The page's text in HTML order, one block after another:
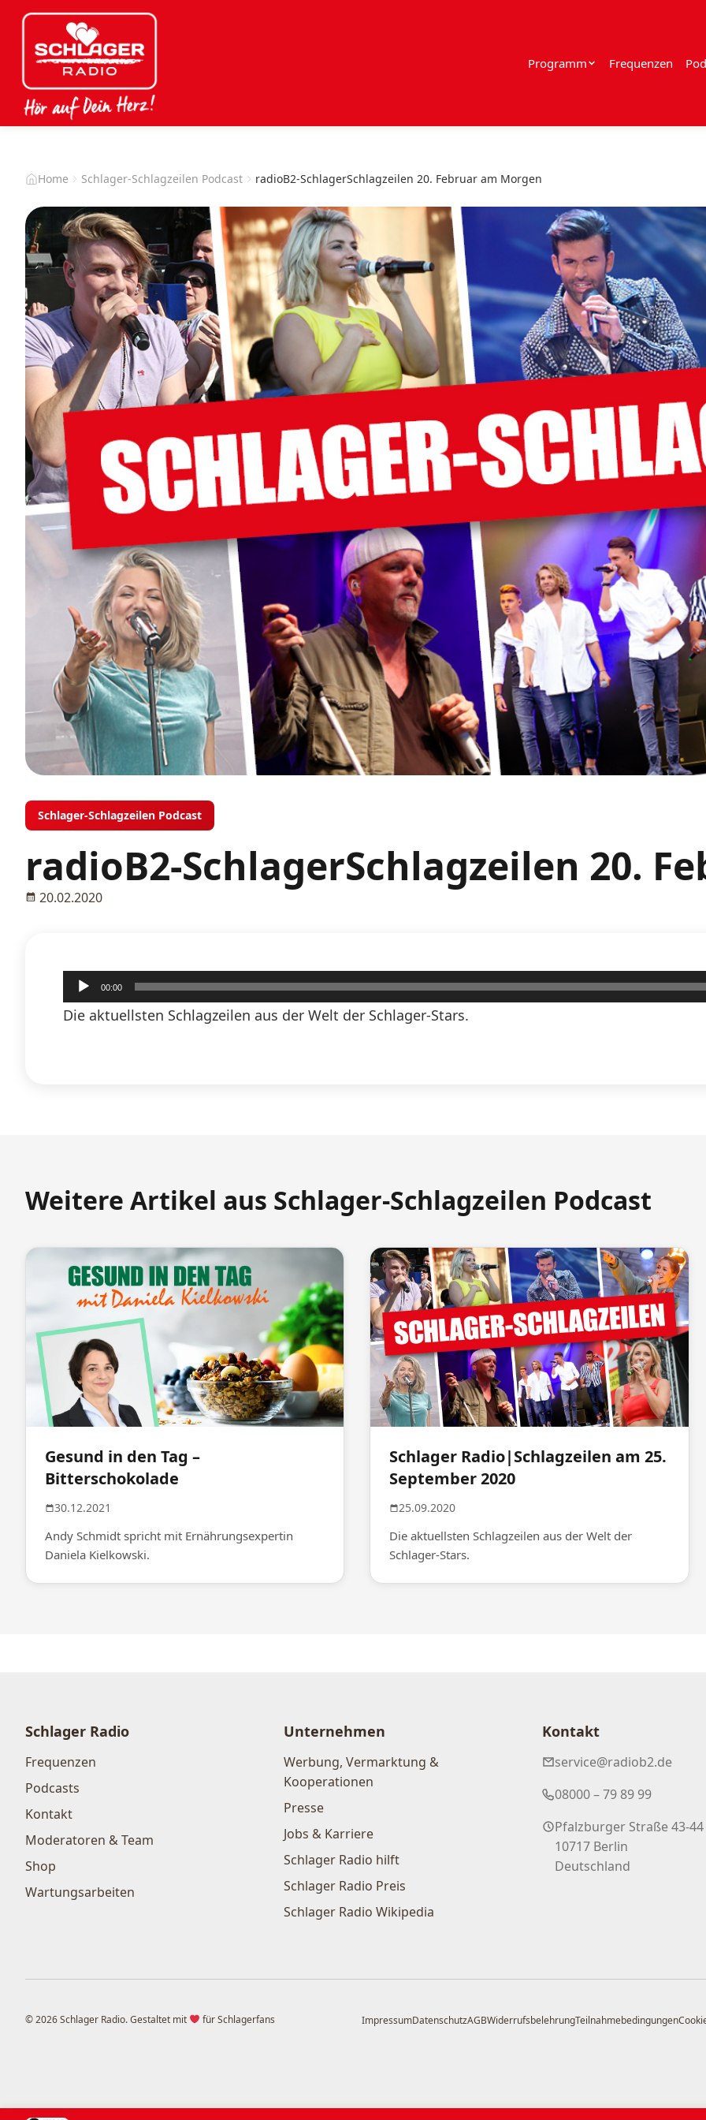
Programm Frequenzen
Home Schlager-Schlagzeilen Podcast radioB2-SchlagerSchlagzeilen 20. Februar am Morgen
Schlager-Schlagzeilen Podcast
radioB2-SchlagerSchlagzeilen 20.
20.02.2020
Audio-
Player
00:00
Die aktuellsten Schlagzeilen aus der Welt der Schlager-Stars.
Weitere Artikel aus Schlager-Schlagzeilen Podcast
Gesund in den Tag –
Bitterschokolade
30.12.2021
Andy Schmidt spricht mit Ernährungsexpertin
Daniela Kielkowski.
Schlager Radio|Schlagzeilen am 25.
September 2020
25.09.2020
Die aktuellsten Schlagzeilen aus der Welt der
Schlager-Stars.
Schlager Radio
Frequenzen
Podcasts
Kontakt
Moderatoren & Team
Shop
Wartungsarbeiten
Unternehmen
Werbung, Vermarktung &
Kooperationen
Presse
Jobs & Karriere
Schlager Radio hilft
Schlager Radio Preis
Schlager Radio Wikipedia
Kontakt
service@radiob2.de
08000 – 79 89 99
Pfalzburger Straße 43-44
10717 Berlin
Deutschland
© 2026 Schlager Radio. Gestaltet mit für Schlagerfans ImpressumDatenschutzAGBWiderrufsbelehrungTeilnahmebedingungen